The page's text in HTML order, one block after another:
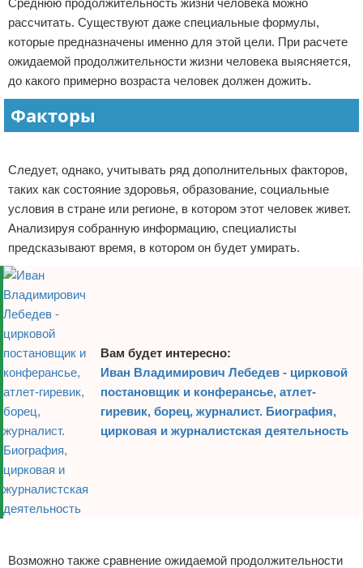
Отказ от ответственности
Среднюю продолжительность жизни человека можно
рассчитать. Существуют даже специальные формулы,
которые предназначены именно для этой цели. При расчете
ожидаемой продолжительности жизни человека выясняется,
до какого примерно возраста человек должен дожить.
Факторы
Следует, однако, учитывать ряд дополнительных факторов,
таких как состояние здоровья, образование, социальные
условия в стране или регионе, в котором этот человек живет.
Анализируя собранную информацию, специалисты
предсказывают время, в котором он будет умирать.
Вам будет интересно:
Иван Владимирович Лебедев - цирковой
постановщик и конферансье, атлет-
гиревик, борец, журналист. Биография,
цирковая и журналистская деятельность
Возможно также сравнение ожидаемой продолжительности